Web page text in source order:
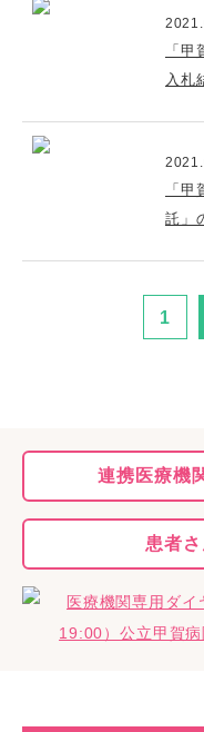
「
入札
「
託」
1
連携医療機
患者